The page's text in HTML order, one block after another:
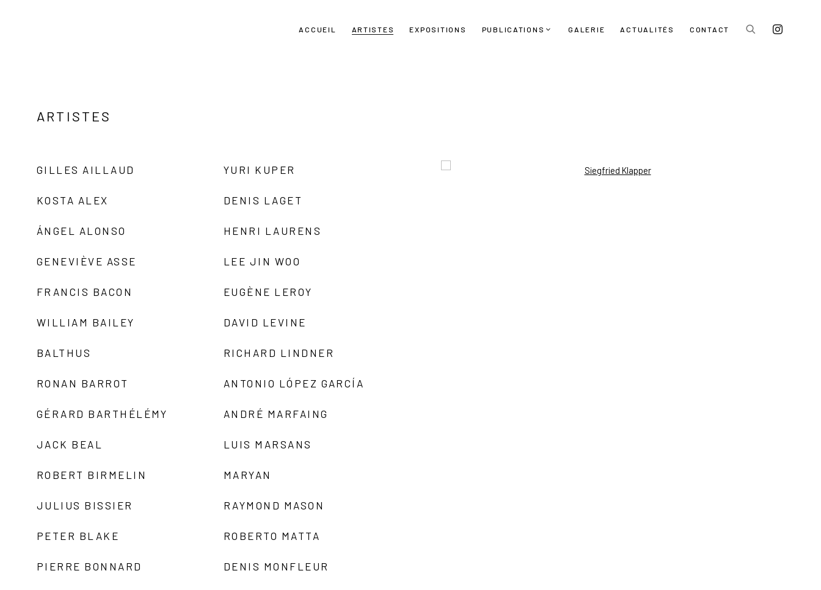
ACCUEIL ARTISTES EXPOSITIONS PUBLICATIONS GALERIE ACTUALITÉS CONTACT
ARTISTES
GILLES AILLAUD
KOSTA ALEX
ÁNGEL ALONSO
GENEVIÈVE ASSE
FRANCIS BACON
WILLIAM BAILEY
BALTHUS
RONAN BARROT
GÉRARD BARTHÉLÉMY
JACK BEAL
ROBERT BIRMELIN
JULIUS BISSIER
PETER BLAKE
PIERRE BONNARD
YURI KUPER
DENIS LAGET
HENRI LAURENS
LEE JIN WOO
EUGÈNE LEROY
DAVID LEVINE
RICHARD LINDNER
ANTONIO LÓPEZ GARCÍA
ANDRÉ MARFAING
LUIS MARSANS
MARYAN
RAYMOND MASON
ROBERTO MATTA
DENIS MONFLEUR